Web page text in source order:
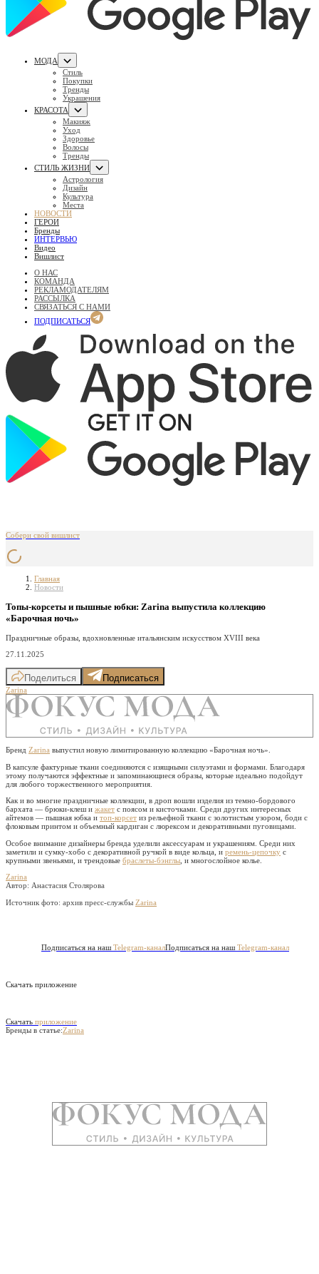
МОДА
Стиль
Покупки
Тренды
Украшения
КРАСОТА
Макияж
Уход
Здоровье
Волосы
Тренды
СТИЛЬ ЖИЗНИ
Астрология
Дизайн
Культура
Места
НОВОСТИ
ГЕРОИ
Бренды
ИНТЕРВЬЮ
Видео
Вишлист
О НАС
КОМАНДА
РЕКЛАМОДАТЕЛЯМ
РАССЫЛКА
СВЯЗАТЬСЯ С НАМИ
ПОДПИСАТЬСЯ
Собери свой вишлист
Главная
Новости
Топы-корсеты и пышные юбки: Zarina выпустила коллекцию
«Барочная ночь»
Праздничные образы, вдохновленные итальянским искусством XVIII века
27.11.2025
Поделиться Подписаться
Zarina
Бренд Zarina выпустил новую лимитированную коллекцию «Барочная ночь».
В капсуле фактурные ткани соединяются с изящными силуэтами и формами. Благодаря
этому получаются эффектные и запоминающиеся образы, которые идеально подойдут
для любого торжественного мероприятия.
Как и во многие праздничные коллекции, в дроп вошли изделия из темно-бордового
бархата — брюки-клеш и жакет с поясом и кисточками. Среди других интересных
айтемов — пышная юбка и топ-корсет из рельефной ткани с золотистым узором, боди с
флоковым принтом и объемный кардиган с люрексом и декоративными пуговицами.
Особое внимание дизайнеры бренда уделили аксессуарам и украшениям. Среди них
заметили и сумку-хобо с декоративной ручкой в виде кольца, и ремень-цепочку с
крупными звеньями, и трендовые браслеты-бэнглы , и многослойное колье.
Zarina
Автор: Анастасия Столярова
Источник фото: архив пресс-службы Zarina
Подписаться на наш Telegram-каналПодписаться на наш Telegram-канал
Скачать приложение
Скачать приложение
Бренды в статье:Zarina